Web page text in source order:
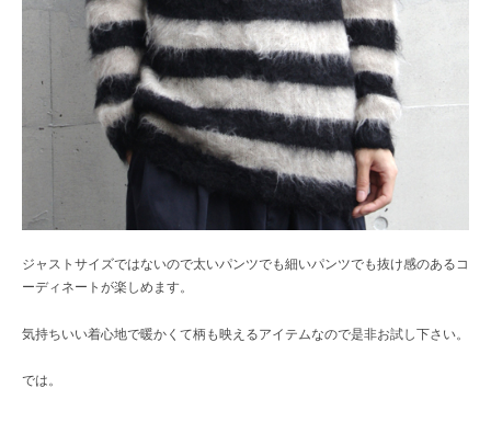
ジャストサイズではないので太いパンツでも細いパンツでも抜け感のあるコ
ーディネートが楽しめます。
気持ちいい着心地で暖かくて柄も映えるアイテムなので是非お試し下さい。
では。